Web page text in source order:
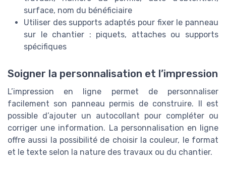
surface, nom du bénéficiaire
Utiliser des supports adaptés pour fixer le panneau
sur le chantier : piquets, attaches ou supports
spécifiques
Soigner la personnalisation et l’impression
L’impression en ligne permet de personnaliser
facilement son panneau permis de construire. Il est
possible d’ajouter un autocollant pour compléter ou
corriger une information. La personnalisation en ligne
offre aussi la possibilité de choisir la couleur, le format
et le texte selon la nature des travaux ou du chantier.